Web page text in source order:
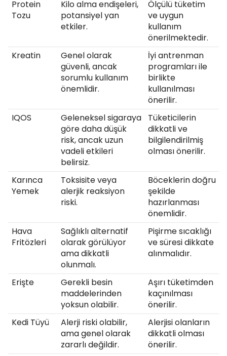
Protein
Tozu
Kilo alma endişeleri,
potansiyel yan
etkiler.
Ölçülü tüketim
ve uygun
kullanım
önerilmektedir.
Kreatin
Genel olarak
güvenli, ancak
sorumlu kullanım
önemlidir.
İyi antrenman
programları ile
birlikte
kullanılması
önerilir.
IQOS
Geleneksel sigaraya
göre daha düşük
risk, ancak uzun
vadeli etkileri
belirsiz.
Tüketicilerin
dikkatli ve
bilgilendirilmiş
olması önerilir.
Karınca
Yemek
Toksisite veya
alerjik reaksiyon
riski.
Böceklerin doğru
şekilde
hazırlanması
önemlidir.
Hava
Fritözleri
Sağlıklı alternatif
olarak görülüyor
ama dikkatli
olunmalı.
Pişirme sıcaklığı
ve süresi dikkate
alınmalıdır.
Erişte
Gerekli besin
maddelerinden
yoksun olabilir.
Aşırı tüketimden
kaçınılması
önerilir.
Kedi Tüyü
Alerji riski olabilir,
ama genel olarak
zararlı değildir.
Alerjisi olanların
dikkatli olması
önerilir.